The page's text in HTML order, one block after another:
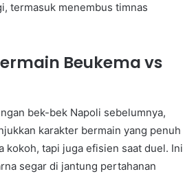
termasuk menembus timnas
Beukema vs
bek-bek Napoli sebelumnya,
karakter bermain yang penuh
kokoh, tapi juga efisien saat duel. Ini
segar di jantung pertahanan